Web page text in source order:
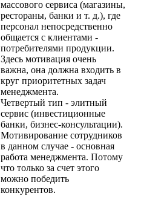
массового сервиса (магазины,
рестораны, банки и т. д.), где
персонал непосредственно
общается с клиентами -
потребителями продукции.
Здесь мотивация очень
важна, она должна входить в
круг приоритетных задач
менеджмента.
Четвертый тип - элитный
сервис (инвестиционные
банки, бизнес-консультации).
Мотивирование сотрудников
в данном случае - основная
работа менеджмента. Потому
что только за счет этого
можно победить
конкурентов.